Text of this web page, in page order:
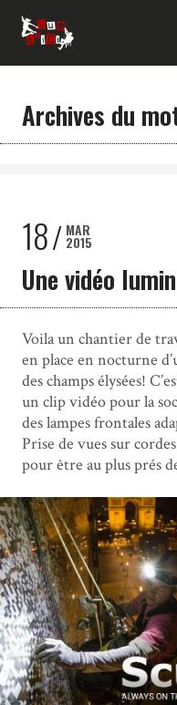
Archives du
18 MAR
2015
Une vidéo
Voila un chantier de
en place en nocturne
des champs élysées!
un clip vidéo pour la
des lampes frontales
Prise de vues sur
pour être au plus prés